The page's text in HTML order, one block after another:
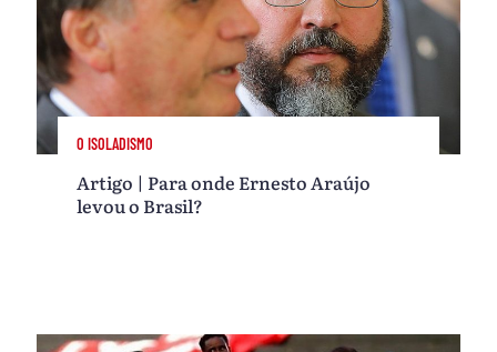
O ISOLADISMO
Artigo | Para onde Ernesto Araújo
levou o Brasil?